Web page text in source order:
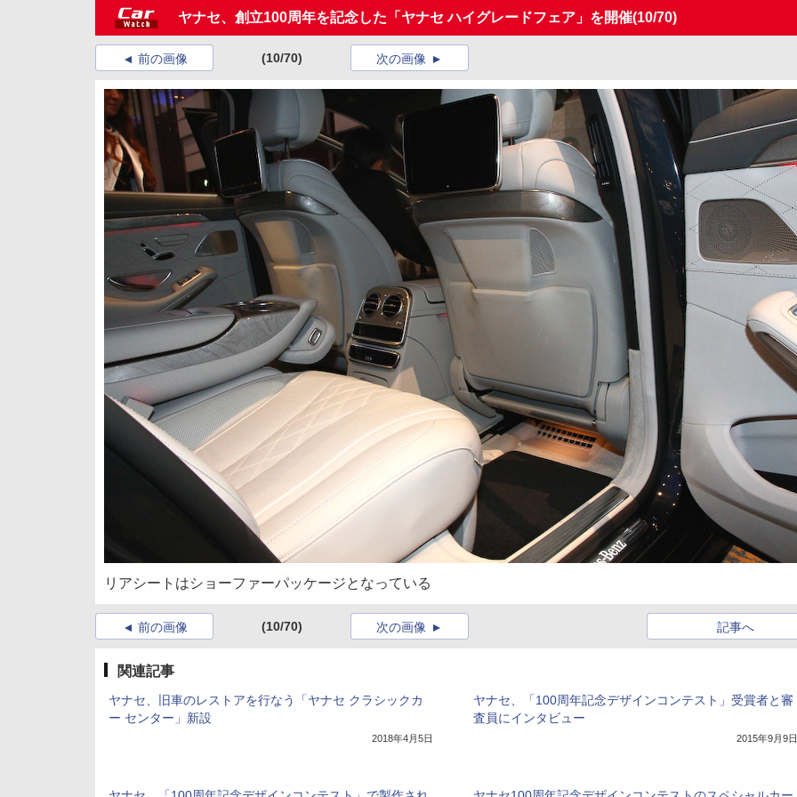
ヤナセ、創立100周年を記念した「ヤナセ ハイグレードフェア」を開催(10/70)
前の画像 (10/70) 次の画像
リアシートはショーファーパッケージとなっている
前の画像 (10/70) 記事へ
次の画像
関連記事
ヤナセ、旧車のレストアを行なう「ヤナセ クラシックカ
ー センター」新設
2018年4月5日
ヤナセ、「100周年記念デザインコンテスト」受賞者と審
査員にインタビュー
2015年9月9日